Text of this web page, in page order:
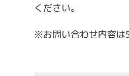
ください。
※お問い合わせ内容は